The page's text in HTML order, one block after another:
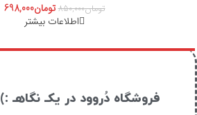
تومان850,000 تومان698,000
اطلاعات بیشتر
فروشگاه دُروود در یکـ نگاهـ :)